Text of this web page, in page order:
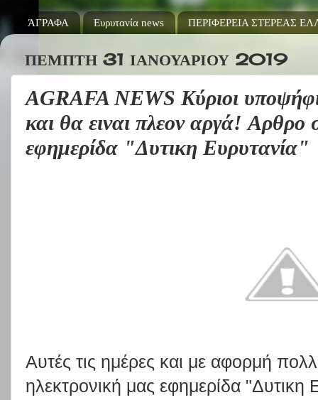
ΆΓΡΑΦΑ Ευρυτανία news ΠΕΡΙΦΕΡΕΙΑ ΣΤΕΡΕΑΣ
ΠΈΜΠΤΗ 31 ΙΑΝΟΥΑΡΊΟΥ 2019
AGRAFA NEWS Κύριοι
και θα ειναι πλεον αργά! Aρθρο
εφημερίδα "Δυτικη Ευρυτανία"
Αυτές τις ημέρες και με αφορμή
ηλεκτρονική μας εφημερίδα